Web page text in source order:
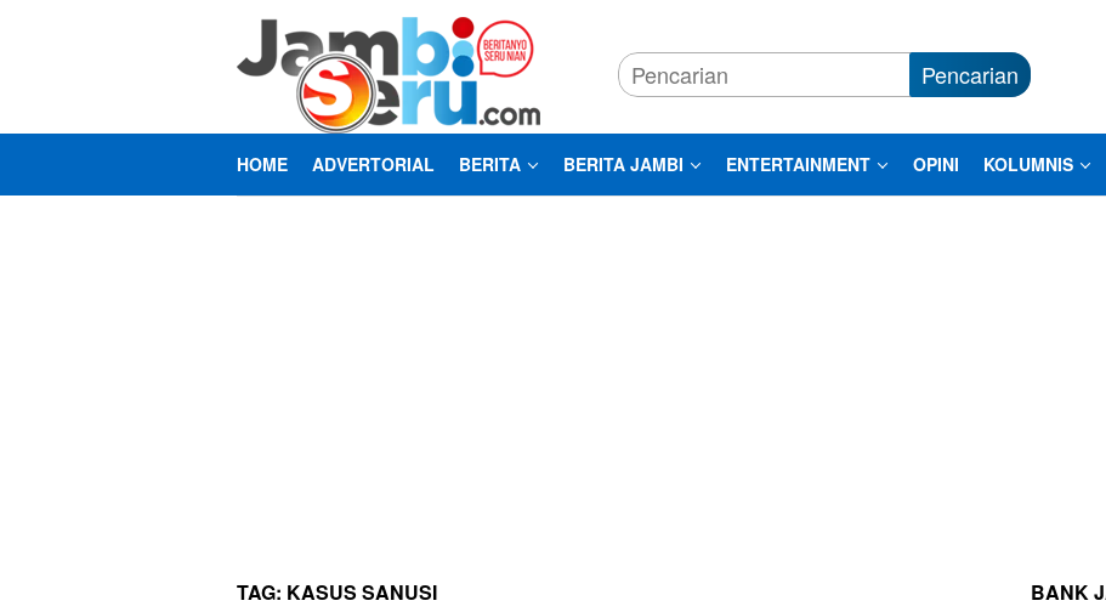
Pencarian
HOME ADVERTORIAL BERITA BERITA JAMBI ENTERTAINMENT OPINI KOLUMNIS
TAG: KASUS SANUSI BANK